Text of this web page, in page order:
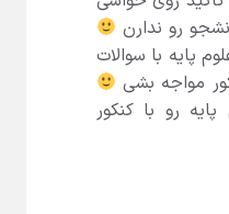
رو ندارن
پایه با سوالات
مواجه بشی
رو با کنکور